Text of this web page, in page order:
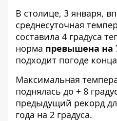
В столице, 3 января,
среднесуточная
составила 4 градуса
норма превышена на
подходит погоде
Максимальная
поднялась до + 8
предыдущий рекорд
года на 2 градуса.